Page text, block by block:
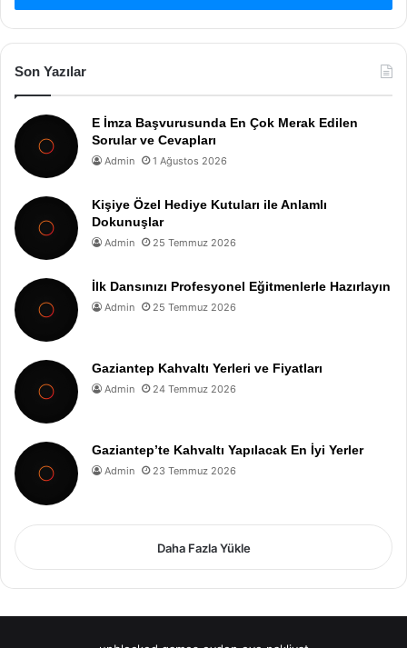
Son Yazılar
E İmza Başvurusunda En Çok Merak Edilen
Sorular ve Cevapları
Admin 1 Ağustos 2026
Kişiye Özel Hediye Kutuları ile Anlamlı
Dokunuşlar
Admin 25 Temmuz 2026
İlk Dansınızı Profesyonel Eğitmenlerle Hazırlayın
Admin 25 Temmuz 2026
Gaziantep Kahvaltı Yerleri ve Fiyatları
Admin 24 Temmuz 2026
Gaziantep’te Kahvaltı Yapılacak En İyi Yerler
Admin 23 Temmuz 2026
Daha Fazla Yükle